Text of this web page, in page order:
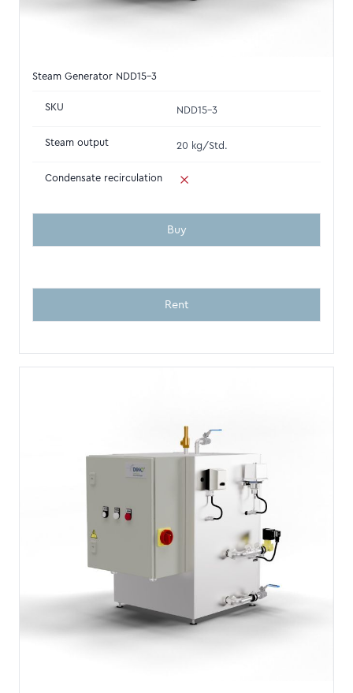
Steam Generator NDD15-3
SKU NDD15-3
Steam output 20 kg/Std.
Condensate recirculation
Buy
Rent